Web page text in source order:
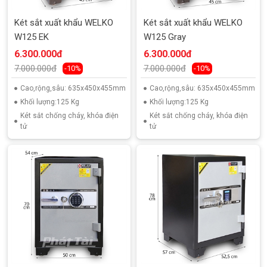
Két sắt xuất khẩu WELKO
W125 EK
6.300.000đ
7.000.000đ -10%
Cao,rộng,sâu: 635x450x455mm
Khối lượng:125 Kg
Két sắt chống cháy, khóa điện
tử
Két sắt xuất khẩu WELKO
W125 Gray
6.300.000đ
7.000.000đ -10%
Cao,rộng,sâu: 635x450x455mm
Khối lượng:125 Kg
Két sắt chống cháy, khóa điện
tử